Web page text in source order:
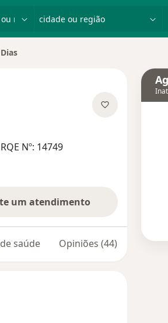
Nº: 14749
um atendimento
saúde Opiniões (44)